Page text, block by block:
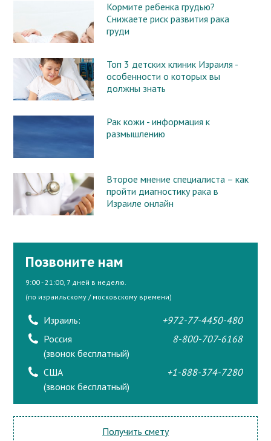
Кормите ребенка грудью?
Снижаете риск развития рака
груди
Топ 3 детских клиник Израиля -
особенности о которых вы
должны знать
Рак кожи - информация к
размышлению
Второе мнение специалиста – как
пройти диагностику рака в
Израиле онлайн
Позвоните нам
9:00 - 21:00, 7 дней в неделю.
(по израильскому / московскому времени)
Израиль:
+972-77-4450-480
Россия
(звонок бесплатный)
8-800-707-6168
США
(звонок бесплатный)
+1-888-374-7280
Получить смету